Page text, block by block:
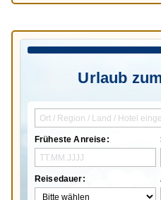
Urlaub
Früheste Anreise:
Reisedauer: